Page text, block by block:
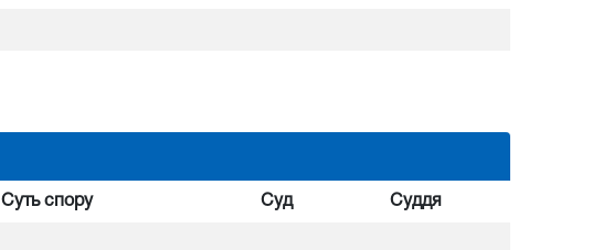
Суть спору Суд Суддя